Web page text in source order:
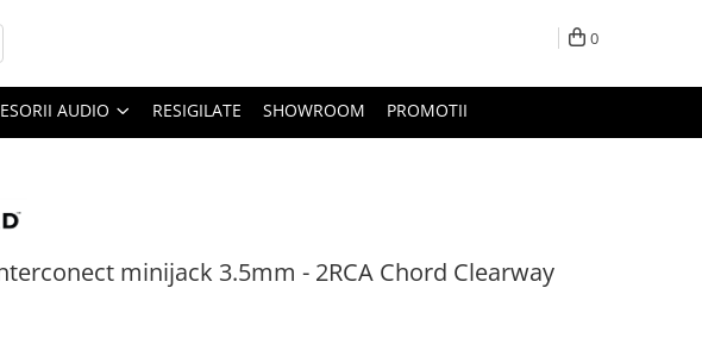
0
AUDIO RESIGILATE SHOWROOM PROMOTII
minijack 3.5mm - 2RCA Chord Clearway